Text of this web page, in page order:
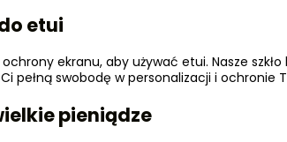
etui
ekranu, aby używać etui. Nasze
pełną swobodę w personalizacji i ochronie
pieniądze